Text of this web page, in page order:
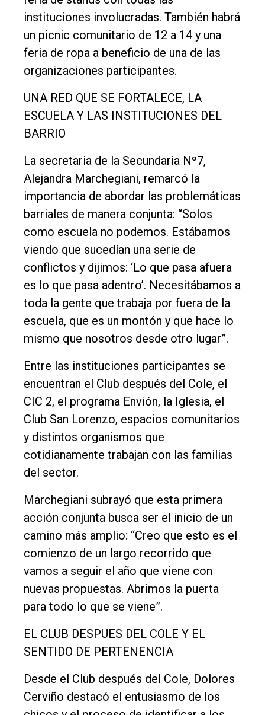
instituciones involucradas. También habrá
un picnic comunitario de 12 a 14 y una
feria de ropa a beneficio de una de las
organizaciones participantes.
UNA RED QUE SE FORTALECE, LA
ESCUELA Y LAS INSTITUCIONES DEL
BARRIO
La secretaria de la Secundaria Nº7,
Alejandra Marchegiani, remarcó la
importancia de abordar las problemáticas
barriales de manera conjunta: “Solos
como escuela no podemos. Estábamos
viendo que sucedían una serie de
conflictos y dijimos: ‘Lo que pasa afuera
es lo que pasa adentro’. Necesitábamos a
toda la gente que trabaja por fuera de la
escuela, que es un montón y que hace lo
mismo que nosotros desde otro lugar”.
Entre las instituciones participantes se
encuentran el Club después del Cole, el
CIC 2, el programa Envión, la Iglesia, el
Club San Lorenzo, espacios comunitarios
y distintos organismos que
cotidianamente trabajan con las familias
del sector.
Marchegiani subrayó que esta primera
acción conjunta busca ser el inicio de un
camino más amplio: “Creo que esto es el
comienzo de un largo recorrido que
vamos a seguir el año que viene con
nuevas propuestas. Abrimos la puerta
para todo lo que se viene”.
EL CLUB DESPUES DEL COLE Y EL
SENTIDO DE PERTENENCIA
Desde el Club después del Cole, Dolores
Cerviño destacó el entusiasmo de los